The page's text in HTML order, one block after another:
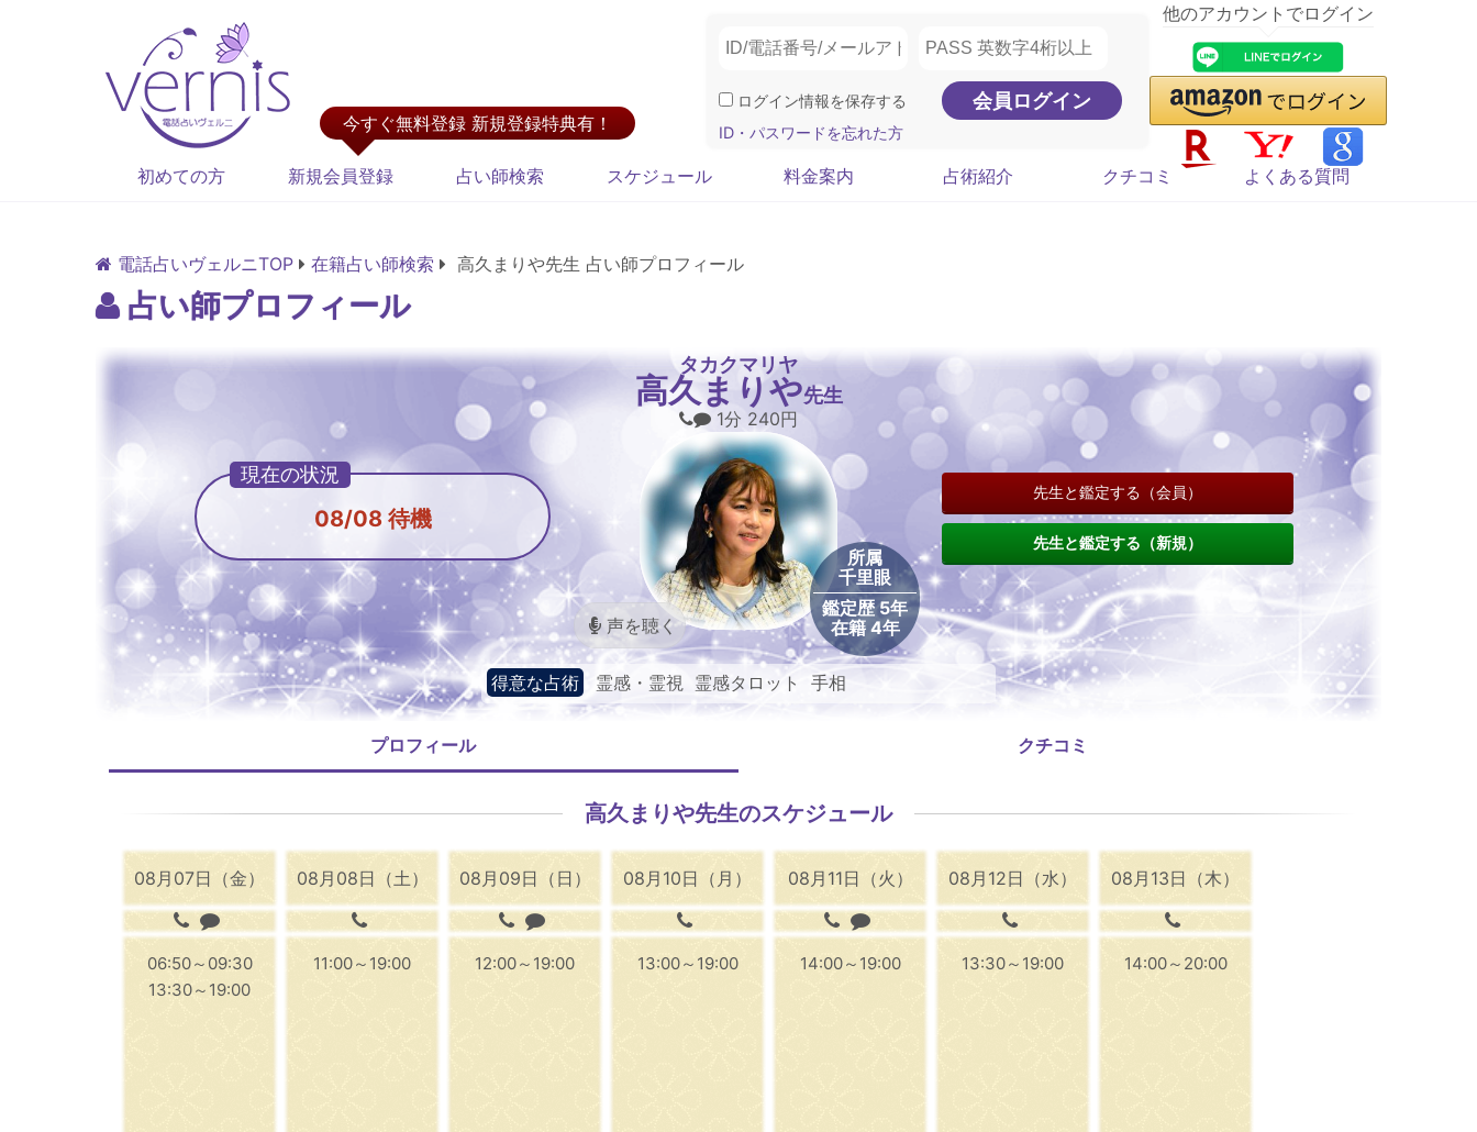
今すぐ無料登録 新規登録特典有！
ログイン情報を保存する
ID・パスワードを忘れた方
他のアカウントでログイン
初めての方 新規会員登録 占い師検索 スケジュール 料金案内 占術紹介 クチコミ よくある質問
電話占いヴェルニTOP 在籍占い師検索 高久まりや先生 占い師プロフィール
占い師プロフィール
タカクマリヤ
高久まりや先生
声を聴く
所属
千里眼
鑑定歴 5年
在籍 4年
得意な占術 霊感・霊視 霊感タロット 手相
1分 240円
08/08 待機
先生と鑑定する（会員）
先生と鑑定する（新規）
プロフィール クチコミ
高久まりや先生のスケジュール
08月07日（金）
06:50～09:30
13:30～19:00
08月08日（土）
11:00～19:00
08月09日（日）
12:00～19:00
08月10日（月）
13:00～19:00
08月11日（火）
14:00～19:00
08月12日（水）
13:30～19:00
08月13日（木）
14:00～20:00